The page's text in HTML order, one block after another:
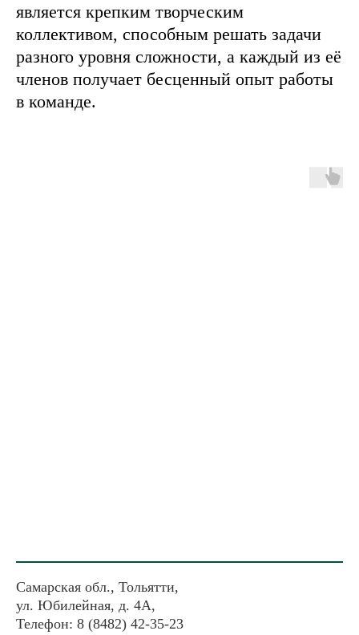
является крепким творческим
коллективом, способным решать задачи
разного уровня сложности, а каждый из её
членов получает бесценный опыт работы
в команде.
Самарская обл., Тольятти,
ул. Юбилейная, д. 4А,
Телефон: 8 (8482) 42-35-23